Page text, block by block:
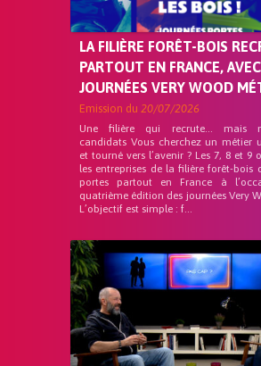
LA FILIÈRE FORÊT-BOIS
PARTOUT EN FRANCE,
JOURNÉES VERY WOOD
Emission du 20/07/2026
Une filière qui recrute… mais
candidats Vous cherchez un métier
et tourné vers l’avenir ? Les 7, 8 et 9
les entreprises de la filière forêt-bois
portes partout en France à
quatrième édition des journées Very
L’objectif est simple : f...